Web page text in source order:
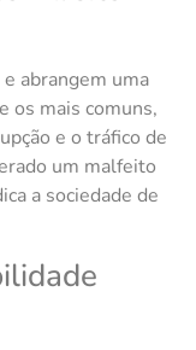
abrangem uma
os mais comuns,
e o tráfico de
um malfeito
a sociedade de